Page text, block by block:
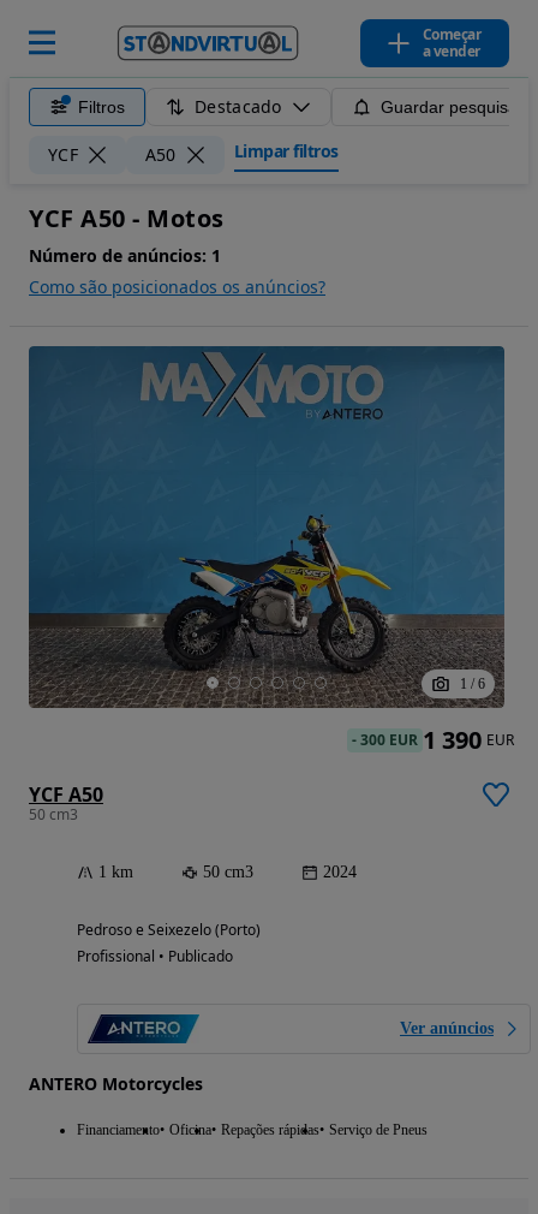
Começar
a vender
Filtros Destacado Guardar pesquisa
YCF A50 Limpar filtros
YCF A50 - Motos
Número de anúncios: 1
Como são posicionados os anúncios?
1 / 6
YCF A50
50 cm3
1 km 50 cm3 2024
Pedroso e Seixezelo (Porto)
Profissional • Publicado
Ver anúncios
ANTERO Motorcycles
Financiamento Oficina Repações rápidas Serviço de Pneus
-300 EUR 1 390 EUR